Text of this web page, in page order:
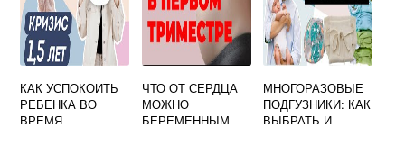
КАК УСПОКОИТЬ
РЕБЕНКА ВО
ВРЕМЯ
ЧТО ОТ СЕРДЦА
МОЖНО
БЕРЕМЕННЫМ
МНОГОРАЗОВЫЕ
ПОДГУЗНИКИ: КАК
ВЫБРАТЬ И